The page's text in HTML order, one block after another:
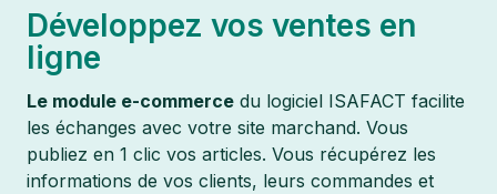
Développez vos ventes en
ligne
Le module e-commerce du logiciel ISAFACT facilite
les échanges avec votre site marchand. Vous
publiez en 1 clic vos articles. Vous récupérez les
informations de vos clients, leurs commandes et